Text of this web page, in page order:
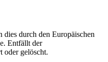
dies durch den Europäischen
Entfällt der
oder gelöscht.